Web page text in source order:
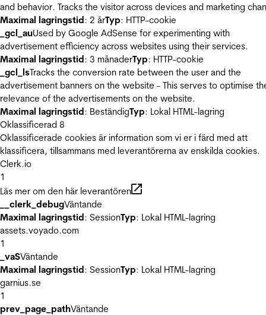
and behavior. Tracks the visitor across devices and marketing
Maximal lagringstid: 2 årTyp: HTTP-cookie
_gcl_auUsed by Google AdSense for experimenting with
advertisement efficiency across websites using their services.
Maximal lagringstid: 3 månaderTyp: HTTP-cookie
_gcl_lsTracks the conversion rate between the user and the
advertisement banners on the website - This serves to optimise
relevance of the advertisements on the website.
Maximal lagringstid: BeständigTyp: Lokal HTML-lagring
Oklassificerad 8
Oklassificerade cookies är information som vi er i färd med att
klassificera, tillsammans med leverantörerna av enskilda cookies.
Clerk.io
1
Läs mer om den här leverantören
__clerk_debugVäntande
Maximal lagringstid: SessionTyp: Lokal HTML-lagring
assets.voyado.com
1
_vaSVäntande
Maximal lagringstid: SessionTyp: Lokal HTML-lagring
garnius.se
1
prev_page_pathVäntande